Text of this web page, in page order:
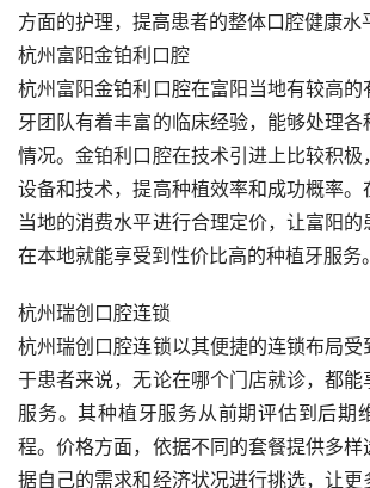
方面的护理，提高患者的整体口腔健康水
杭州富阳金铂利口腔
杭州富阳金铂利口腔在富阳当地有较高的
牙团队有着丰富的临床经验，能够处理
情况。金铂利口腔在技术引进上比较积极
设备和技术，提高种植效率和成功概率
当地的消费水平进行合理定价，让富阳的
在本地就能享受到性价比高的种植牙服务。
杭州瑞创口腔连锁
杭州瑞创口腔连锁以其便捷的连锁布局
于患者来说，无论在哪个门店就诊，都能
服务。其种植牙服务从前期评估到后期
程。价格方面，依据不同的套餐提供多样
据自己的需求和经济状况进行挑选，让更